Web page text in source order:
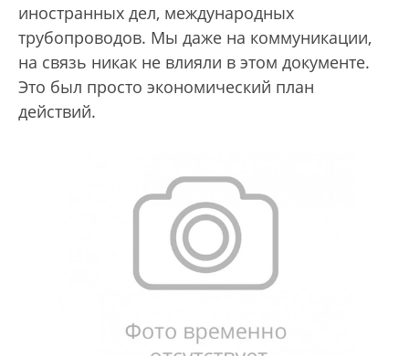
иностранных дел, международных
трубопроводов. Мы даже на коммуникации,
на связь никак не влияли в этом документе.
Это был просто экономический план
действий.